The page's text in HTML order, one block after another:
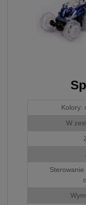
Kolory:
W
Sterowanie
czym
plików
adres